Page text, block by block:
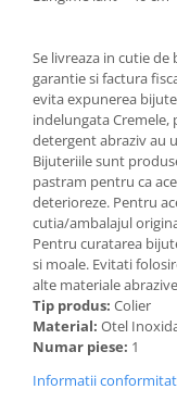
Se livreaza in cutie
garantie si factura
evita expunerea
indelungata
detergent abraziv au
Bijuteriile sunt
pastram pentru ca
deterioreze. Pentru
cutia/ambalajul
Pentru curatarea
si moale. Evitati
alte materiale
Tip produs: Colier
Material: Otel
Numar piese: 1
Informatii